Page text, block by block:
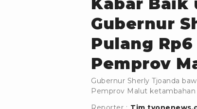
Gubernur
Pulang
Pemprov
Gubernur Sherly Tjoanda
Pemprov Malut